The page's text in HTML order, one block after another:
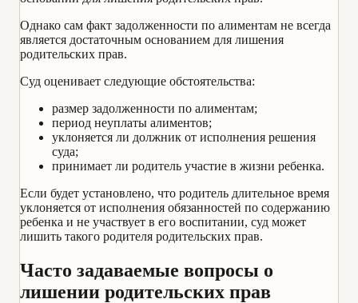
Однако сам факт задолженности по алиментам не всегда
является достаточным основанием для лишения
родительских прав.
Суд оценивает следующие обстоятельства:
размер задолженности по алиментам;
период неуплаты алиментов;
уклоняется ли должник от исполнения решения
суда;
принимает ли родитель участие в жизни ребенка.
Если будет установлено, что родитель длительное время
уклоняется от исполнения обязанностей по содержанию
ребенка и не участвует в его воспитании, суд может
лишить такого родителя родительских прав.
Часто задаваемые вопросы о
лишении родительских прав